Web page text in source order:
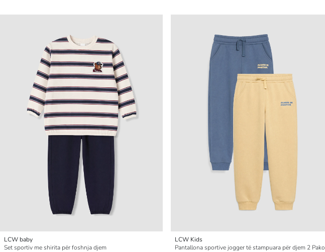
LCW baby
Set sportiv me shirita për foshnja djem
LCW Kids
Pantallona sportive jogger të stampuara për djem 2 Pako